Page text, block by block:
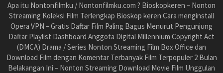
Apa itu Nontonfilmku / Nontonfilmku.com ? Bioskopkeren – Nonton
Streaming Koleksi Film Terlengkap Bioskop keren Cara menginstall
Opera VPN – Gratis Daftar Film Paling Bagus Menurut Pengunjung
Daftar Playlist Dashboard Anggota Digital Millennium Copyright Act
(DMCA) Drama / Series Nonton Streaming Film Box Office dan
Download Film dengan Komentar Terbanyak Film Terpopuler 2 Bulan
Belakangan Ini – Nonton Streaming Download Movie Film Unggulan